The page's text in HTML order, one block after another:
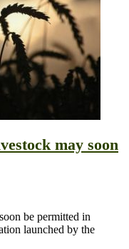
may soon
be permitted in
launched by the